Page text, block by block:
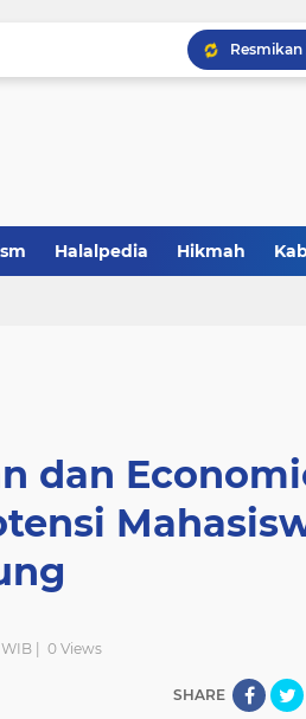
Resmikan
Saatnya
Gandeng
Halalpedia Hikmah
dan
| 0Views
SHARE